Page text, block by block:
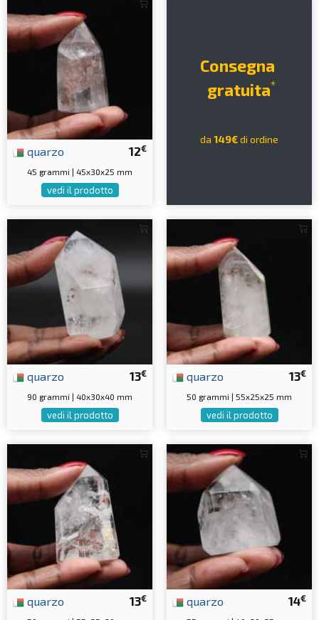
12€
quarzo
45 grammi | 45x30x25 mm
vedi il prodotto
Consegna
gratuita*
da 149€di ordine
13€
quarzo
90 grammi | 40x30x40 mm
vedi il prodotto
13€
quarzo
50 grammi | 55x25x25 mm
vedi il prodotto
13€
quarzo 14€
quarzo